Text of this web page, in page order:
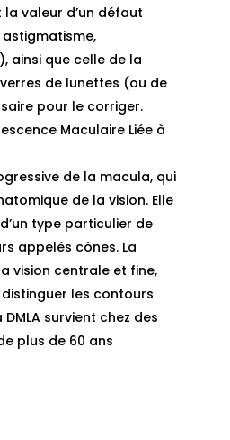
la valeur d’un défaut
ainsi que celle de la
de lunettes (ou de
pour le corriger.
Maculaire Liée à
de la macula, qui
de la vision. Elle
type particulier de
appelés cônes. La
vision centrale et fine,
les contours
DMLA survient chez des
plus de 60 ans